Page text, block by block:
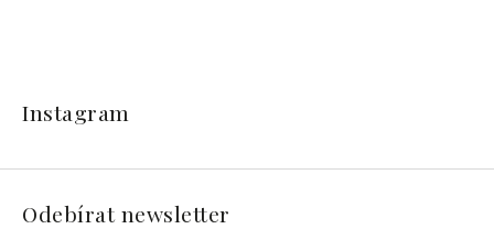
t
Instagram
Odebírat newsletter